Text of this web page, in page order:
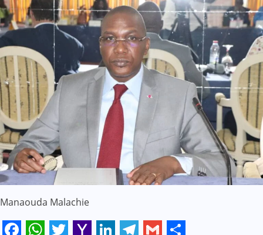
Manaouda Malachie